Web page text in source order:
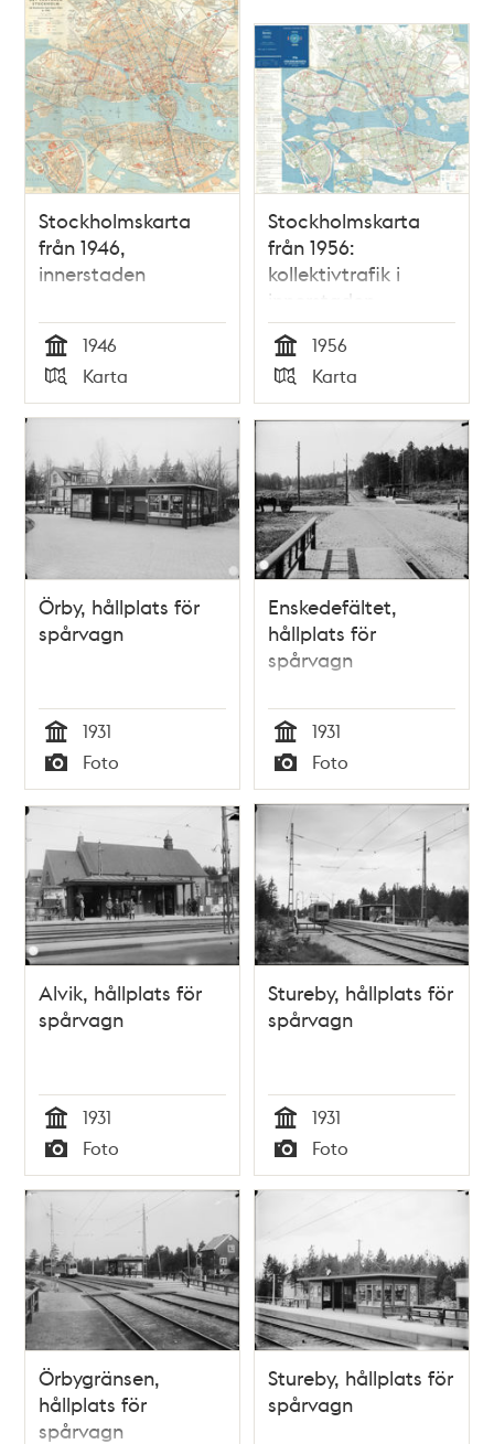
Stockholmskarta
från 1946,
innerstaden
Tid
1946
Typ
Karta
Stockholmskarta
från 1956:
kollektivtrafik i
innerstaden
Tid
1956
Typ
Karta
Örby, hållplats för
spårvagn
Tid
1931
Typ
Foto
Enskedefältet,
hållplats för
spårvagn
Tid
1931
Typ
Foto
Alvik, hållplats för
spårvagn
Tid
1931
Typ
Foto
Stureby, hållplats för
spårvagn
Tid
1931
Typ
Foto
Örbygränsen,
hållplats för
spårvagn
Stureby, hållplats för
spårvagn